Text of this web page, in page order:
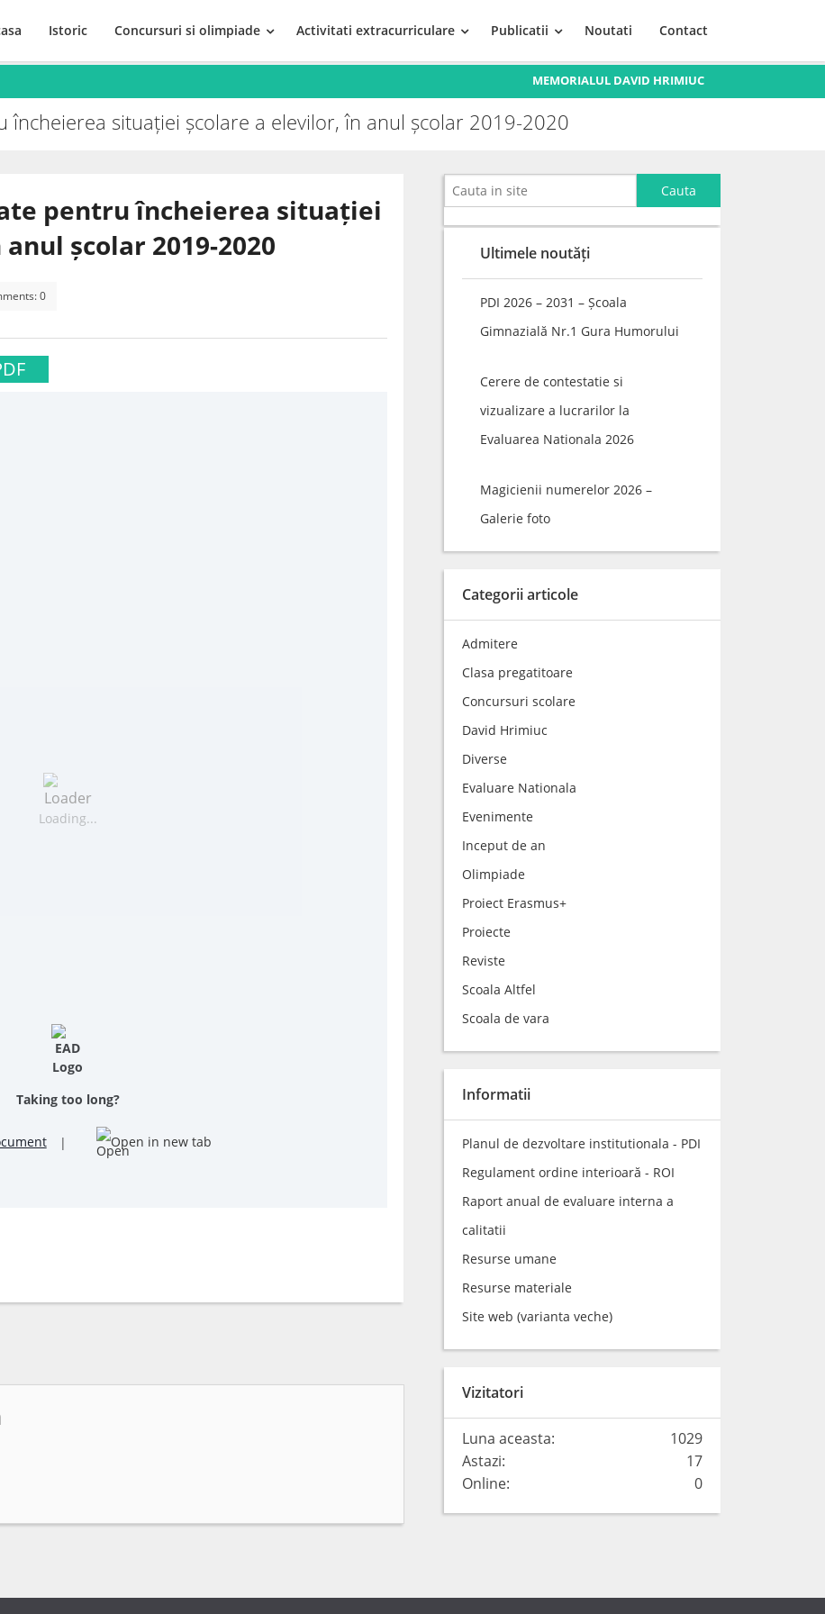
MEMORIALUL DAVID HRIMIUC
Istoric Concursuri si olimpiade Activitati extracurriculare Publicatii Noutati Contact
încheierea situației școlare a elevilor, în anul școlar 2019-2020
pentru încheierea situației
școlar 2019-2020
0
Loading...
Taking too long?
| Open in new tab
Ultimele noutăți
PDI 2026 – 2031 – Școala
Gimnazială Nr.1 Gura Humorului
Cerere de contestatie si
vizualizare a lucrarilor la
Evaluarea Nationala 2026
Magicienii numerelor 2026 –
Galerie foto
Categorii articole
Admitere
Clasa pregatitoare
Concursuri scolare
David Hrimiuc
Diverse
Evaluare Nationala
Evenimente
Inceput de an
Olimpiade
Proiect Erasmus+
Proiecte
Reviste
Scoala Altfel
Scoala de vara
Informatii
Planul de dezvoltare institutionala - PDI
Regulament ordine interioară - ROI
Raport anual de evaluare interna a
calitatii
Resurse umane
Resurse materiale
Site web (varianta veche)
Vizitatori
1029
Luna aceasta:
17
Astazi:
0
Online: